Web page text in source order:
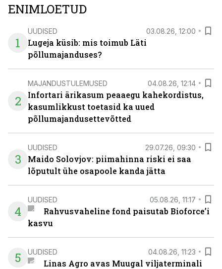
ENIMLOETUD
1
UUDISED 03.08.26, 12:00
Lugeja küsib: mis toimub Läti
põllumajanduses?
2
MAJANDUSTULEMUSED 04.08.26, 12:14
Infortari ärikasum peaaegu kahekordistus,
kasumlikkust toetasid ka uued
põllumajandusettevõtted
3
UUDISED 29.07.26, 09:30
Maido Solovjov: piimahinna riski ei saa
lõputult ühe osapoole kanda jätta
4
UUDISED 05.08.26, 11:17
Rahvusvaheline fond paisutab Bioforce’i
kasvu
5 UUDISED 04.08.26, 11:23
Linas Agro avas Muugal viljaterminali